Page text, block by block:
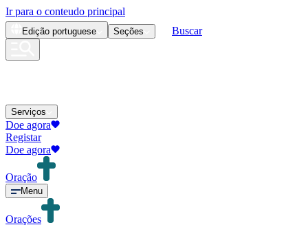
Ir para o conteudo principal
Edição portuguese Seções Buscar
Serviços
Doe agora
Registar
Doe agora
Oração
Menu
Orações